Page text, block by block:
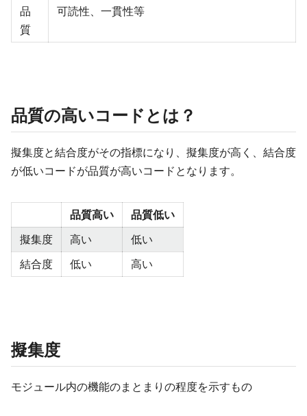
品
質
可読性、一貫性等
品質の高いコードとは？
擬集度と結合度がその指標になり、擬集度が高く、結合度
が低いコードが品質が高いコードとなります。
品質高い
品質低い
擬集度
高い
低い
結合度
低い 高い
擬集度
モジュール内の機能のまとまりの程度を示すもの